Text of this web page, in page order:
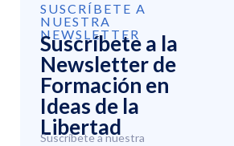
SUSCRÍBETE A
NUESTRA
NEWSLETTER
Suscríbete a la
Newsletter de
Formación en
Ideas de la
Libertad
Suscríbete a nuestra